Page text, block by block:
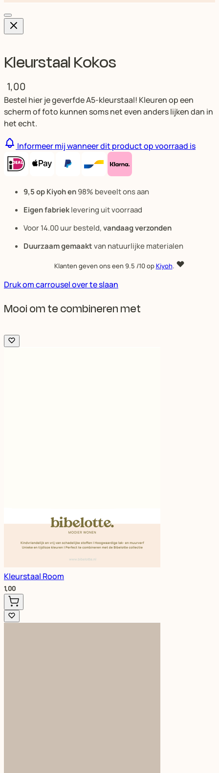
Kleurstaal Kokos
1,00
Bestel hier je geverfde A5-kleurstaal! Kleuren op een
scherm of foto kunnen soms net even anders lijken dan in
het echt.
Informeer mij wanneer dit product op voorraad is
9,5 op Kiyoh en98% beveelt ons aan
Eigen fabrieklevering uit voorraad
Voor 14.00 uur besteld,vandaag verzonden
Duurzaam gemaaktvan natuurlijke materialen
Klanten geven ons een 9.5 /10 opKiyoh.
Druk om carrousel over te slaan
Mooi om te combineren met
Kleurstaal Room
1,00